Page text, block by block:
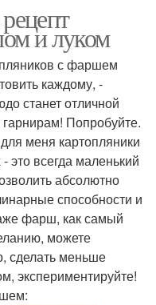
и луком
с фаршем
каждому, -
станет отличной
Попробуйте.
меня картопляники
всегда маленький
абсолютно
способности и
фарш, как самый
можете
сделать меньше
экспериментируйте!